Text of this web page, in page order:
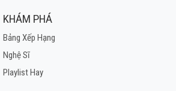
KHÁM PHÁ
Bảng Xếp Hạng
Nghệ Sĩ
Playlist Hay